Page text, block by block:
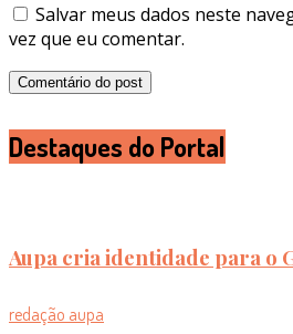
Salvar meus dados neste
vez que eu comentar.
Destaques do Portal
Aupa cria identidade para o
redação aupa